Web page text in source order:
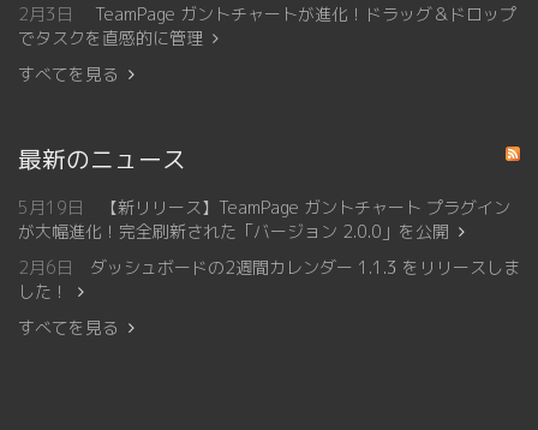
2月3日
TeamPage ガントチャートが進化！ドラッグ＆ドロップ
でタスクを直感的に管理
すべてを見る
最新のニュース
5月19日
【新リリース】TeamPage ガントチャート プラグイン
が大幅進化！完全刷新された「バージョン 2.0.0」を公開
2月6日
ダッシュボードの2週間カレンダー 1.1.3 をリリースしま
した！
すべてを見る